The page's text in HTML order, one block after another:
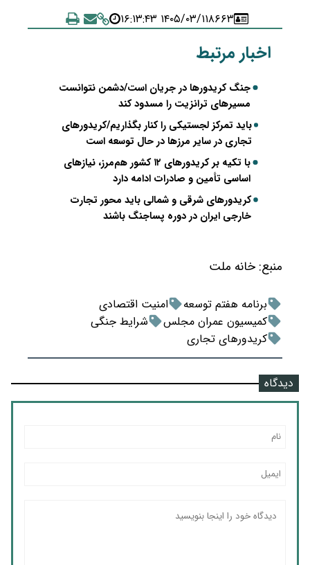
۸۶۶۳۱۴۰۵/۰۳/۱۱ ۱۶:۱۳:۴۳
اخبار مرتبط
جنگ کریدورها در جریان است/دشمن نتوانست
مسیرهای ترانزیت را مسدود کند
باید تمرکز لجستیکی را کنار بگذاریم/کریدورهای
تجاری در سایر مرزها در حال توسعه است
با تکیه بر کریدورهای ۱۲ کشور هم‌مرز، نیازهای
اساسی تأمین و صادرات ادامه دارد
کریدورهای شرقی و شمالی باید محور تجارت
خارجی ایران در دوره پساجنگ باشند
منبع: خانه ملت
برنامه هفتم توسعه
امنیت اقتصادی
کمیسیون عمران مجلس
شرایط جنگی
کریدورهای تجاری
دیدگاه